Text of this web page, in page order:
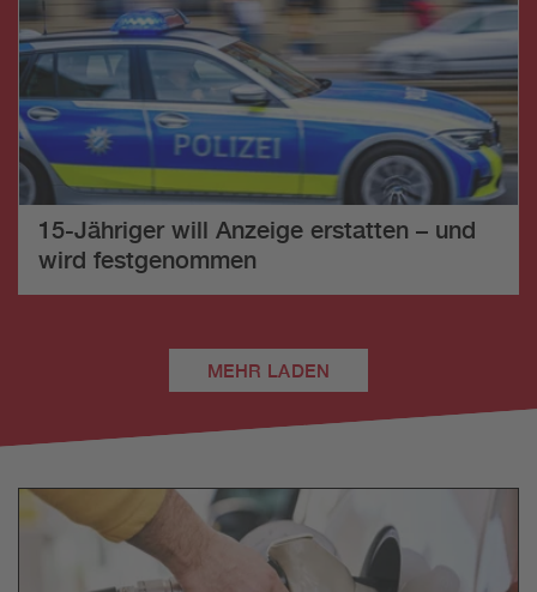
15-Jähriger will Anzeige erstatten – und
wird festgenommen
MEHR LADEN